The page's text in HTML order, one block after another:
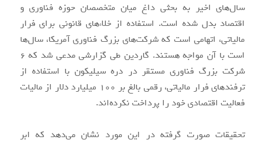
سال‌های اخیر به بحثی داغ میان متخصصان حوزه فناوری و
اقتصاد بدل شده است. استفاده از خلاءهای قانونی برای فرار
مالیاتی، اتهامی است که شرکت‌های بزرگ فناوری آمریکا، سال‌ها
است با آن مواجه هستند. گاردین طی گزارشی مدعی شد که ۶
شرکت بزرگ فناوری مستقر در دره سیلیکون با استفاده از
ترفندهای فرار مالیاتی، رقمی بالغ بر ۱۰۰ میلیارد دلار از مالیات
فعالیت اقتصادی خود را پرداخت نکرده‌اند.
تحقیقات صورت گرفته در این مورد نشان می‌دهد که ابر